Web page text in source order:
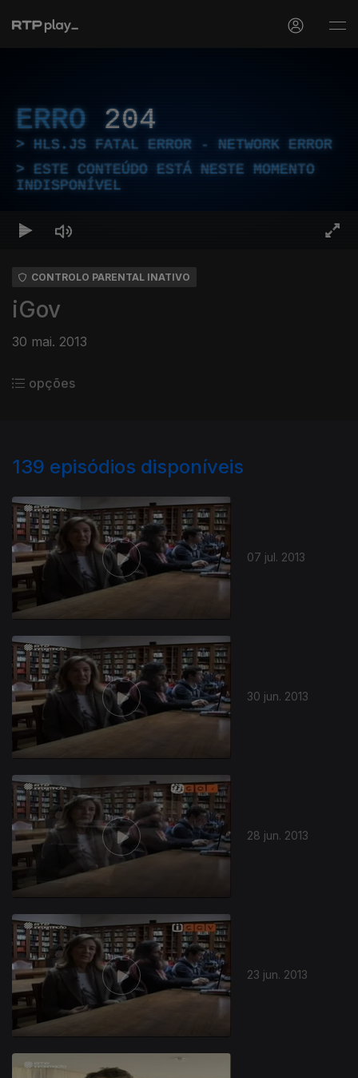
ERRO 204
HLS.JS FATAL ERROR - NETWORK ERROR
ESTE CONTEÚDO ESTÁ NESTE MOMENTO
INDISPONÍVEL
CONTROLO PARENTAL INATIVO
iGov
30 mai. 2013
opções
139 episódios disponíveis
07 jul. 2013
30 jun. 2013
28 jun. 2013
23 jun. 2013